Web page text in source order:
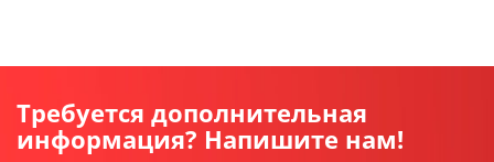
Требуется дополнительная
информация? Напишите нам!